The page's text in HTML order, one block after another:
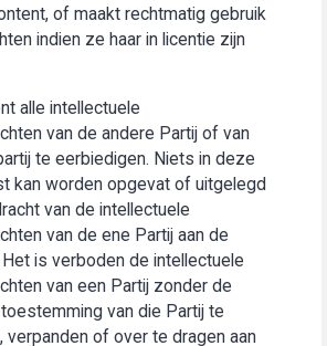
of maakt rechtmatig gebruik
indien ze haar in licentie zijn
alle intellectuele
van de andere Partij of van
te eerbiedigen. Niets in deze
kan worden opgevat of uitgelegd
van de intellectuele
van de ene Partij aan de
is verboden de intellectuele
van een Partij zonder de
van die Partij te
verpanden of over te dragen aan